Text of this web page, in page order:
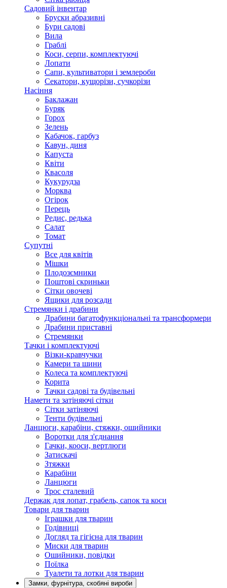
Садовий інвентар
Бруски абразивні
Бури садові
Вила
Граблі
Коси, серпи, комплектуючі
Лопати
Сапи, культиватори і землероби
Секатори, кущорізи, сучкорізи
Насіння
Баклажан
Буряк
Горох
Зелень
Кабачок, гарбуз
Кавун, диня
Капуста
Квіти
Квасоля
Кукурудза
Морква
Огірок
Перець
Редис, редька
Салат
Томат
Супутні
Все для квітів
Мішки
Плодозємники
Поштові скриньки
Сітки овочеві
Ящики для розсади
Стремянки і драбини
Драбини багатофункціональні та трансформери
Драбини приставні
Стремянки
Тачки і комплектуючі
Візки-кравчучки
Камери та шини
Колеса та комплектуючі
Корита
Тачки садові та будівельні
Намети та затіняючі сітки
Сітки затіняючі
Тенти будівельні
Ланцюги, карабіни, стяжки, ошийники
Воротки для з'єднання
Гачки, кооси, вертлюги
Затискачі
Зтяжки
Карабіни
Ланцюги
Трос сталевий
Держак для лопат, грабель, сапок та коси
Товари для тварин
Іграшки для тварин
Годівниці
Догляд та гігієна для тварин
Миски для тварин
Ошийники, повідки
Поїлка
Туалети та лотки для тварин
Замки, фурнітура, скобяні вироби